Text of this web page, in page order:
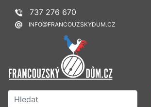
737 276 670
INFO@FRANCOUZSKYDUM.CZ